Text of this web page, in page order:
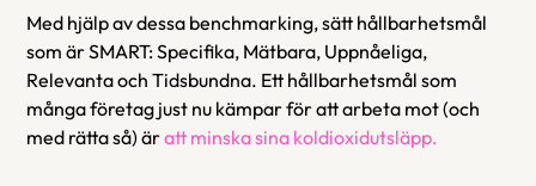
Med hjälp av dessa benchmarking, sätt hållbarhetsmål
som är SMART: Specifika, Mätbara, Uppnåeliga,
Relevanta och Tidsbundna. Ett hållbarhetsmål som
många företag just nu kämpar för att arbeta mot (och
med rätta så) är att minska sina koldioxidutsläpp.